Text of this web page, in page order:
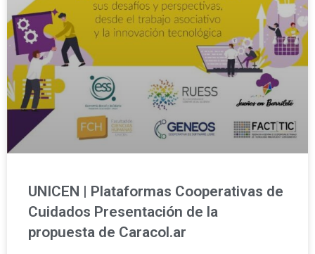
UNICEN | Plataformas Cooperativas de
Cuidados Presentación de la
propuesta de Caracol.ar